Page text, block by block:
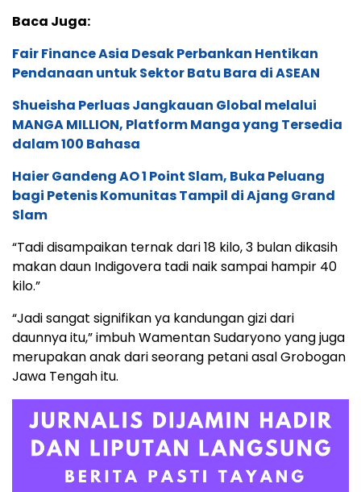
Baca Juga:
Fair Finance Asia Desak Perbankan Hentikan
Pendanaan untuk Sektor Batu Bara di ASEAN
Shueisha Perluas Jangkauan Global melalui
MANGA MILLION, Platform Manga yang Tersedia
dalam 100 Bahasa
Haier Gandeng AO 1 Point Slam, Buka Peluang
bagi Petenis Komunitas Tampil di Ajang Grand
Slam
“Tadi disampaikan ternak dari 18 kilo, 3 bulan dikasih
makan daun Indigovera tadi naik sampai hampir 40
kilo.”
“Jadi sangat signifikan ya kandungan gizi dari
daunnya itu,” imbuh Wamentan Sudaryono yang juga
merupakan anak dari seorang petani asal Grobogan
Jawa Tengah itu.